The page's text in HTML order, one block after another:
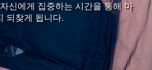
신에게 집중하는 시간을 통해 마
되찾게 됩니다.